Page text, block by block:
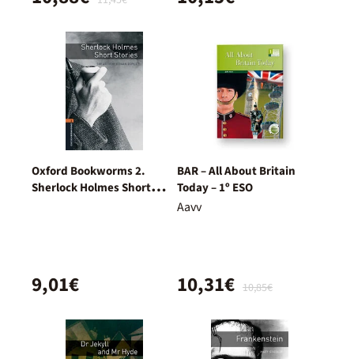
Oxford Bookworms 2.
Sherlock Holmes Short
9,01€
BAR – All About Britain
Today – 1º ESO
Aavv
10,85€
10,31€